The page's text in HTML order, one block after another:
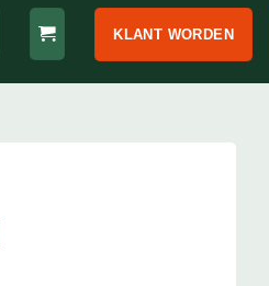
KLANT WORDEN